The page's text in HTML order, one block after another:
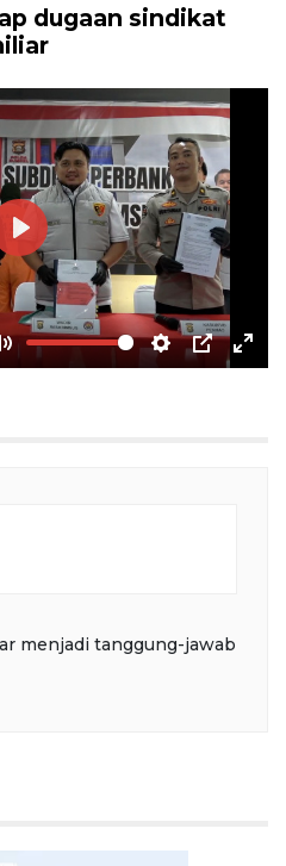
dugaan sindikat
Mute Settings
PIP
Play
menjadi tanggung-jawab